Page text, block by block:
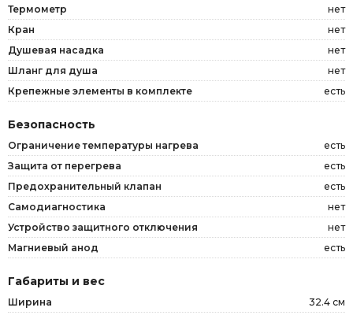
Термометр
нет
Кран
нет
Душевая насадка
нет
Шланг для душа
нет
Крепежные элементы в комплекте
есть
Безопасность
Ограничение температуры нагрева
есть
Защита от перегрева
есть
Предохранительный клапан
есть
Самодиагностика
нет
Устройство защитного отключения
нет
Магниевый анод
есть
Габариты и вес
Ширина
32.4 см